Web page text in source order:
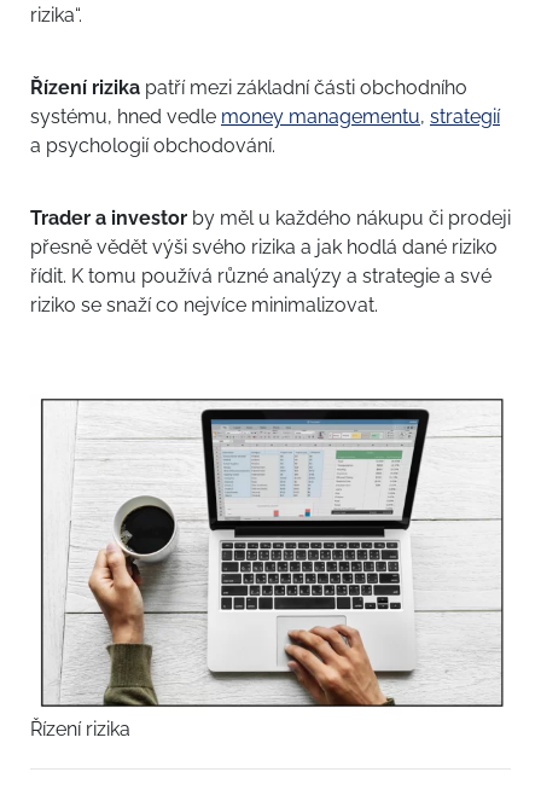
rizika“.
Řízení rizika patří mezi základní části obchodního
systému, hned vedle money managementu, strategií
a psychologií obchodování.
Trader a investor by měl u každého nákupu či prodeji
přesně vědět výši svého rizika a jak hodlá dané riziko
řídit. K tomu používá různé analýzy a strategie a své
riziko se snaží co nejvíce minimalizovat.
Řízení rizika